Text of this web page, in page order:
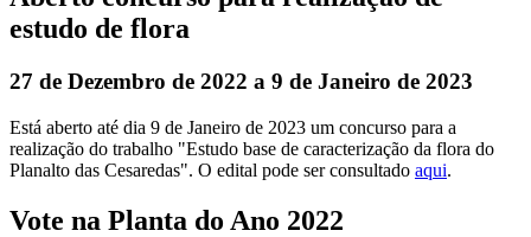
estudo de flora
27 de Dezembro de 2022 a 9 de Janeiro de 2023
Está aberto até dia 9 de Janeiro de 2023 um concurso para a
realização do trabalho "Estudo base de caracterização da flora do
Planalto das Cesaredas". O edital pode ser consultado aqui.
Vote na Planta do Ano 2022